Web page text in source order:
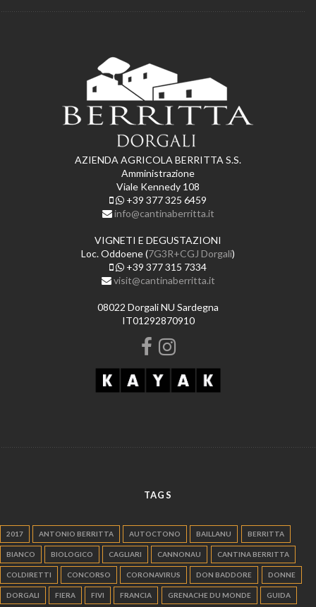
AZIENDA AGRICOLA BERRITTA S.S.
Amministrazione
Viale Kennedy 108
+39 377 325 6459
info@cantinaberritta.it
VIGNETI E DEGUSTAZIONI
Loc. Oddoene (7G3R+CGJ Dorgali)
+39 377 315 7334
visit@cantinaberritta.it
08022 Dorgali NU Sardegna
IT01292870910
TAGS
2017 ANTONIO BERRITTA AUTOCTONO BAILLANU BERRITTA
BIANCO BIOLOGICO CAGLIARI CANNONAU CANTINA BERRITTA
COLDIRETTI CONCORSO CORONAVIRUS DON BADDORE DONNE
DORGALI FIERA FIVI FRANCIA GRENACHE DU MONDE GUIDA